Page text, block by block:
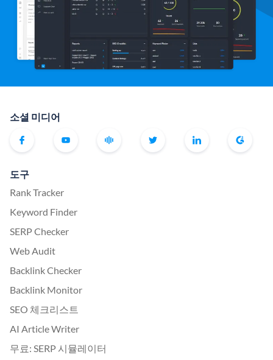
소셜 미디어
도구
Rank Tracker
Keyword Finder
SERP Checker
Web Audit
Backlink Checker
Backlink Monitor
SEO 체크리스트
AI Article Writer
무료: SERP 시뮬레이터